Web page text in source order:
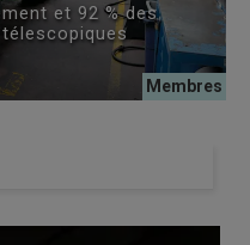
et 92 % des